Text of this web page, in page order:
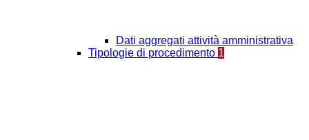
Dati aggregati attività amministrativa
Tipologie di procedimento 1